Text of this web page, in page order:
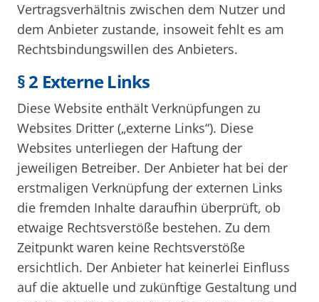
Vertragsverhältnis zwischen dem Nutzer und
dem Anbieter zustande, insoweit fehlt es am
Rechtsbindungswillen des Anbieters.
§ 2 Externe Links
Diese Website enthält Verknüpfungen zu
Websites Dritter („externe Links“). Diese
Websites unterliegen der Haftung der
jeweiligen Betreiber. Der Anbieter hat bei der
erstmaligen Verknüpfung der externen Links
die fremden Inhalte daraufhin überprüft, ob
etwaige Rechtsverstöße bestehen. Zu dem
Zeitpunkt waren keine Rechtsverstöße
ersichtlich. Der Anbieter hat keinerlei Einfluss
auf die aktuelle und zukünftige Gestaltung und